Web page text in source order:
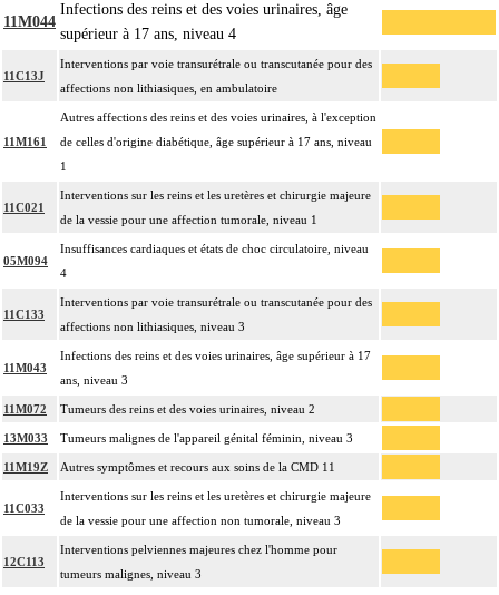
11M044
Infections des reins et des voies urinaires, âge
supérieur à 17 ans, niveau 4
11C13J
Interventions par voie transurétrale ou transcutanée pour des
affections non lithiasiques, en ambulatoire
11M161
Autres affections des reins et des voies urinaires, à l'exception
de celles d'origine diabétique, âge supérieur à 17 ans, niveau
1
11C021
Interventions sur les reins et les uretères et chirurgie majeure
de la vessie pour une affection tumorale, niveau 1
05M094
Insuffisances cardiaques et états de choc circulatoire, niveau
4
11C133
Interventions par voie transurétrale ou transcutanée pour des
affections non lithiasiques, niveau 3
11M043
Infections des reins et des voies urinaires, âge supérieur à 17
ans, niveau 3
11M072 Tumeurs des reins et des voies urinaires, niveau 2
13M033 Tumeurs malignes de l'appareil génital féminin, niveau 3
11M19Z Autres symptômes et recours aux soins de la CMD 11
11C033
Interventions sur les reins et les uretères et chirurgie majeure
de la vessie pour une affection non tumorale, niveau 3
12C113
Interventions pelviennes majeures chez l'homme pour
tumeurs malignes, niveau 3